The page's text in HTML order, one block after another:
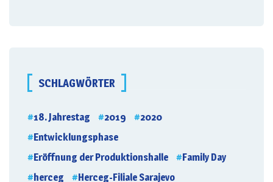
SCHLAGWÖRTER
18. Jahrestag 2019
2020
Entwicklungsphase
Eröffnung der Produktionshalle
Family Day
herceg
Herceg-Filiale Sarajevo